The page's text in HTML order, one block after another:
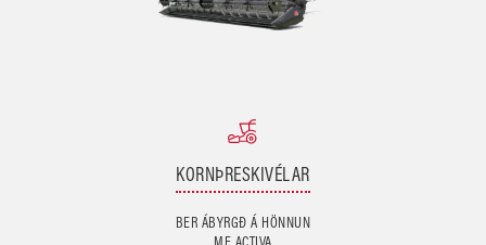
KORNÞRESKIVÉLAR
BER ÁBYRGÐ Á HÖNNUN